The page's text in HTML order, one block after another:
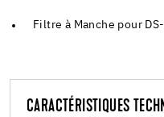
Filtre à Manche pour
CARACTÉRISTIQUES